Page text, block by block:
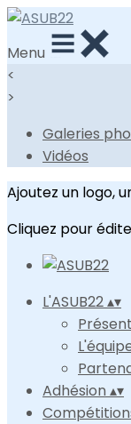
Menu
<
>
Galeries
Vidéos
Ajoutez un logo,
Cliquez pour
L'ASUB22▴▾
Adhésion▴▾